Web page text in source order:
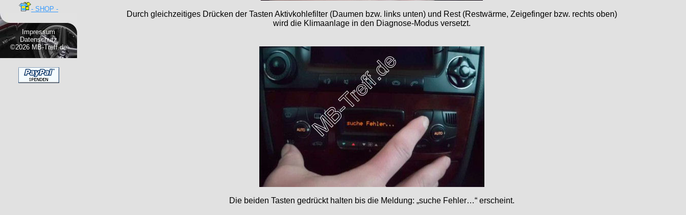
- SHOP -
Impressum
Datenschutz
©2026 MB-Treff.de
Durch gleichzeitiges Drücken der Tasten Aktivkohlefilter (Daumen bzw. links unten) und Rest (Restwärme, Zeigefinger bzw. rechts oben)
wird die Klimaanlage in den Diagnose-Modus versetzt.
Die beiden Tasten gedrückt halten bis die Meldung: „suche Fehler…“ erscheint.